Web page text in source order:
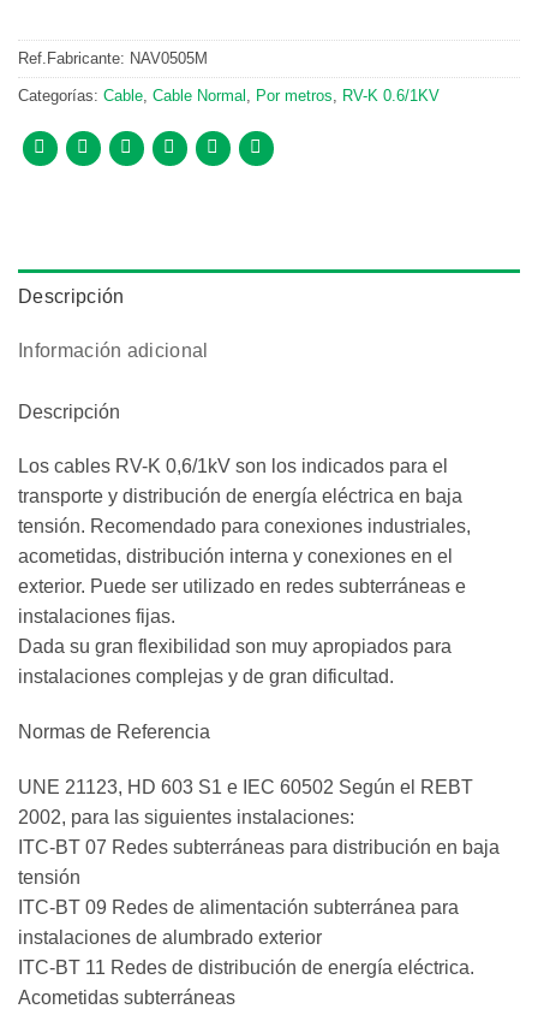
Ref.Fabricante: NAV0505M
Categorías: Cable Cable Normal Por metros RV-K 0.6/1KV
Descripción
Información adicional
Descripción
Los cables RV-K 0,6/1kV son los indicados para el
transporte y distribución de energía eléctrica en baja
tensión. Recomendado para conexiones industriales,
acometidas, distribución interna y conexiones en el
exterior. Puede ser utilizado en redes subterráneas e
instalaciones fijas.
Dada su gran flexibilidad son muy apropiados para
instalaciones complejas y de gran dificultad.
Normas de Referencia
UNE 21123, HD 603 S1 e IEC 60502 Según el REBT
2002, para las siguientes instalaciones:
ITC-BT 07 Redes subterráneas para distribución en baja
tensión
ITC-BT 09 Redes de alimentación subterránea para
instalaciones de alumbrado exterior
ITC-BT 11 Redes de distribución de energía eléctrica.
Acometidas subterráneas